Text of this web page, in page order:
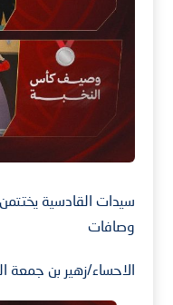
سيدات القادسية
وصافات
الاحساء/زهير بن جمعة